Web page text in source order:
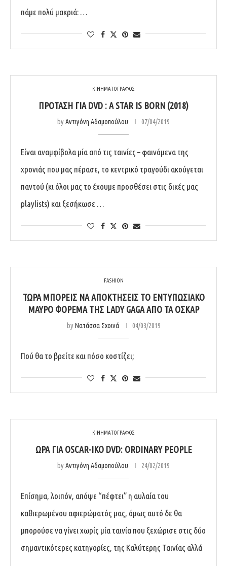
πάμε πολύ μακριά: …
ΚΙΝΗΜΑΤΟΓΡΑΦΟΣ
ΠΡΌΤΑΣΗ ΓΙΑ DVD : A STAR IS BORN (2018)
byΑντιγόνη Αδαμοπούλου 07/04/2019
Είναι αναμφίβολα μία από τις ταινίες – φαινόμενα της
χρονιάς που μας πέρασε, το κεντρικό τραγούδι ακούγεται
παντού (κι όλοι μας το έχουμε προσθέσει στις δικές μας
playlists) και ξεσήκωσε …
FASHION
ΤΏΡΑ ΜΠΟΡΕΊΣ ΝΑ ΑΠΟΚΤΉΣΕΙΣ ΤΟ ΕΝΤΥΠΩΣΙΑΚΌ
ΜΑΎΡΟ ΦΌΡΕΜΑ ΤΗΣ LADY GAGA ΑΠΌ ΤΑ ΌΣΚΑΡ
byΝατάσσα Σχοινά 04/03/2019
Πού θα το βρείτε και πόσο κοστίζει;
ΚΙΝΗΜΑΤΟΓΡΑΦΟΣ
ΏΡΑ ΓΙΑ OSCAR-ΙΚΌ DVD: ORDINARY PEOPLE
byΑντιγόνη Αδαμοπούλου 24/02/2019
Επίσημα, λοιπόν, απόψε “πέφτει” η αυλαία του
καθιερωμένου αφιερώματός μας, όμως αυτό δε θα
μπορούσε να γίνει χωρίς μία ταινία που ξεχώρισε στις δύο
σημαντικότερες κατηγορίες, της Καλύτερης Ταινίας αλλά